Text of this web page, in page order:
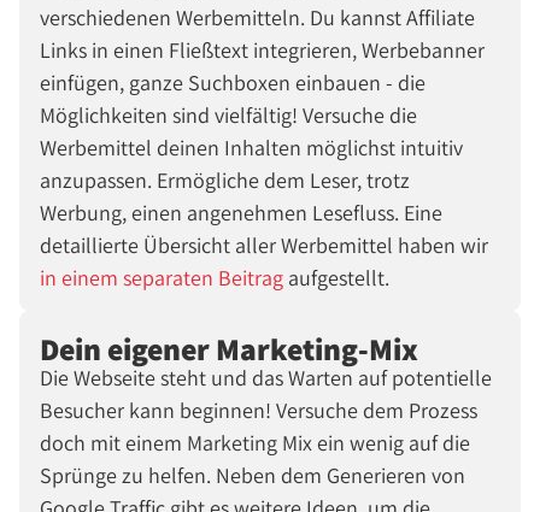
verschiedenen Werbemitteln. Du kannst Affiliate
Links in einen Fließtext integrieren, Werbebanner
einfügen, ganze Suchboxen einbauen - die
Möglichkeiten sind vielfältig! Versuche die
Werbemittel deinen Inhalten möglichst intuitiv
anzupassen. Ermögliche dem Leser, trotz
Werbung, einen angenehmen Lesefluss. Eine
detaillierte Übersicht aller Werbemittel haben wir
in einem separaten Beitrag aufgestellt.
Dein eigener Marketing-Mix
Die Webseite steht und das Warten auf potentielle
Besucher kann beginnen! Versuche dem Prozess
doch mit einem Marketing Mix ein wenig auf die
Sprünge zu helfen. Neben dem Generieren von